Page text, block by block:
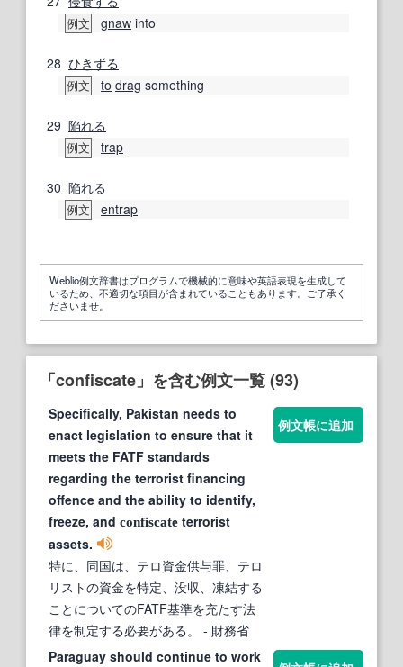
例文 gnaw into
28 ひきずる
例文 to drag something
29 陥れる
例文 trap
30 陥れる
例文 entrap
Weblio例文辞書はプログラムで機械的に意味や英語表現を生成して
いるため、不適切な項目が含まれていることもあります。ご了承く
ださいませ。
「confiscate」を含む例文一覧 (93)
Specifically, Pakistan needs to
enact legislation to ensure that it
meets the FATF standards
regarding the terrorist financing
offence and the ability to identify,
freeze, and confiscate terrorist
assets.
特に、同国は、テロ資金供与罪、テロ
リストの資金を特定、没収、凍結する
ことについてのFATF基準を充たす法
律を制定する必要がある。
- 財務省
例文帳に追加
Paraguay should continue to work